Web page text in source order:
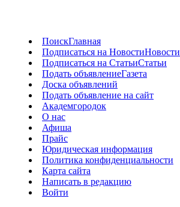
ПоискГлавная
Подписаться на НовостиНовости
Подписаться на СтатьиСтатьи
Подать объявлениеГазета
Доска объявлений
Подать объявление на сайт
Академгородок
О нас
Афиша
Прайс
Юридическая информация
Политика конфиденциальности
Карта сайта
Написать в редакцию
Войти